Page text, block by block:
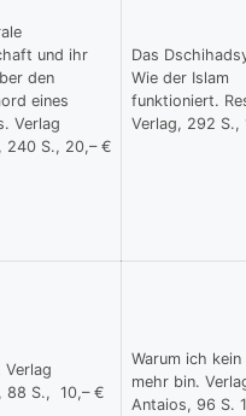
und ihr
den
eines
Verlag
240 S., 20,– €
Das
Wie der Islam
funktioniert.
Verlag, 292 S.,
Verlag
88 S., 10,– €
Warum ich kein
mehr bin.
Antaios, 96 S.